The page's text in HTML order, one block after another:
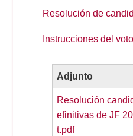
Resolución de
Instrucciones del
Adjunto
Resolución
efinitivas de JF
t.pdf